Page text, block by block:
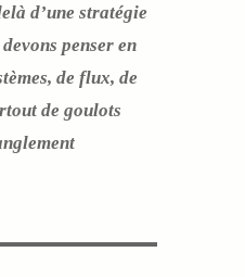
d’une stratégie
penser en
de flux, de
de goulots